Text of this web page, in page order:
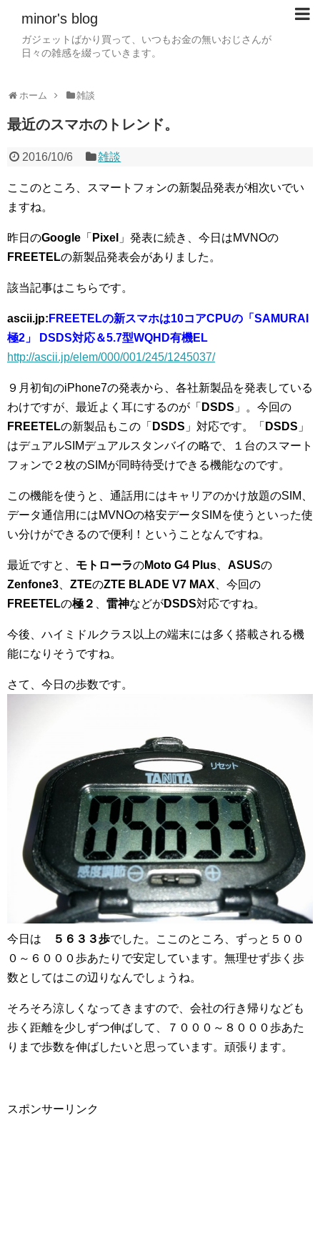
minor's blog
ガジェットばかり買って、いつもお金の無いおじさんが
日々の雑感を綴っていきます。
ホーム 雑談
最近のスマホのトレンド。
2016/10/6 雑談
ここのところ、スマートフォンの新製品発表が相次いでい
ますね。
昨日のGoogle 「 Pixel 」発表に続き、今日はMVNOの
FREETELの新製品発表会がありました。
該当記事はこちらです。
ascii.jp: FREETELの新スマホは10コアCPUの「SAMURAI
極2」 DSDS対応＆5.7型WQHD有機EL
http://ascii.jp/elem/000/001/245/1245037/
９月初旬のiPhone7の発表から、各社新製品を発表している
わけですが、最近よく耳にするのが「 DSDS 」。今回の
FREETELの新製品もこの「 DSDS 」対応です。「 DSDS 」
はデュアルSIMデュアルスタンバイの略で、１台のスマート
フォンで２枚のSIMが同時待受けできる機能なのです。
この機能を使うと、通話用にはキャリアのかけ放題のSIM、
データ通信用にはMVNOの格安データSIMを使うといった使
い分けができるので便利！ということなんですね。
最近ですと、 モトローラのMoto G4 Plus ASUSの
Zenfone3
ZTEのZTE BLADE V7 MAX 、今回の
FREETELの極２ 雷神などがDSDS対応ですね。
今後、ハイミドルクラス以上の端末には多く搭載される機
能になりそうですね。
さて、今日の歩数です。
今日は ５６３３歩でした。ここのところ、ずっと５００
０～６０００歩あたりで安定しています。無理せず歩く歩
数としてはこの辺りなんでしょうね。
そろそろ涼しくなってきますので、会社の行き帰りなども
歩く距離を少しずつ伸ばして、７０００～８０００歩あた
りまで歩数を伸ばしたいと思っています。頑張ります。
スポンサーリンク